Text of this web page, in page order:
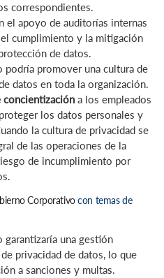
correspondientes.
el apoyo de auditorías internas
cumplimiento y la mitigación
de datos.
promover una cultura de
datos en toda la organización.
concientización a los empleados
los datos personales y
la cultura de privacidad se
de las operaciones de la
de incumplimiento por
Corporativocon temas de
una gestión
privacidad de datos, lo que
a sanciones y multas.